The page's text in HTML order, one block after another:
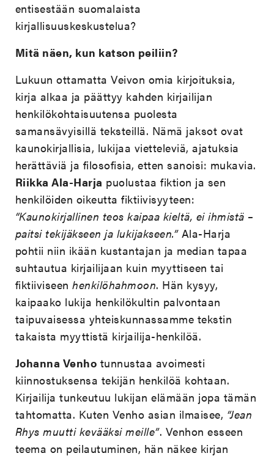
entisestään suomalaista
kirjallisuuskeskustelua?
Mitä näen, kun katson peiliin?
Lukuun ottamatta Veivon omia kirjoituksia,
kirja alkaa ja päättyy kahden kirjailijan
henkilökohtaisuutensa puolesta
samansävyisillä teksteillä. Nämä jaksot ovat
kaunokirjallisia, lukijaa vietteleviä, ajatuksia
herättäviä ja filosofisia, etten sanoisi: mukavia.
Riikka Ala-Harja puolustaa fiktion ja sen
henkilöiden oikeutta fiktiivisyyteen:
“Kaunokirjallinen teos kaipaa kieltä, ei ihmistä –
paitsi tekijäkseen ja lukijakseen.”Ala-Harja
pohtii niin ikään kustantajan ja median tapaa
suhtautua kirjailijaan kuin myyttiseen tai
fiktiiviseenhenkilöhahmoon. Hän kysyy,
kaipaako lukija henkilökultin palvontaan
taipuvaisessa yhteiskunnassamme tekstin
takaista myyttistä kirjailija-henkilöä.
Johanna Venho tunnustaa avoimesti
kiinnostuksensa tekijän henkilöä kohtaan.
Kirjailija tunkeutuu lukijan elämään jopa tämän
tahtomatta. Kuten Venho asian ilmaisee, “Jean
Rhys muutti kevääksi meille”. Venhon esseen
teema on peilautuminen, hän näkee kirjan